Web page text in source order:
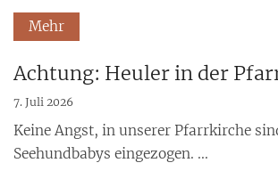
Mehr
Achtung: Heuler in der
7. Juli 2026
Keine Angst, in unserer Pfarrkirche
Seehundbabys eingezogen. ...